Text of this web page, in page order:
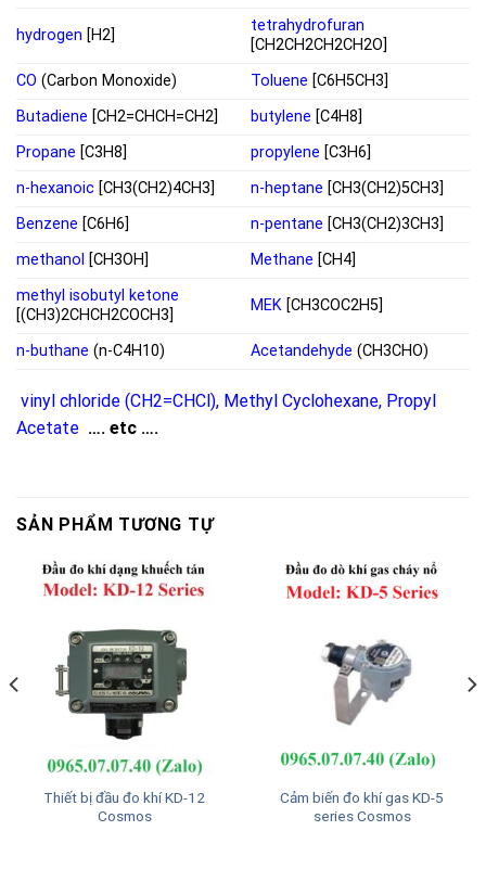
hydrogen [H2]
tetrahydrofuran
[CH2CH2CH2CH2O]
CO (Carbon Monoxide) Toluene [C6H5CH3]
Butadiene [CH2=CHCH=CH2] butylene [C4H8]
Propane [C3H8] propylene [C3H6]
n-hexanoic [CH3(CH2)4CH3] n-heptane [CH3(CH2)5CH3]
Benzene [C6H6] n-pentane [CH3(CH2)3CH3]
methanol [CH3OH] Methane [CH4]
methyl isobutyl ketone
[(CH3)2CHCH2COCH3]
MEK [CH3COC2H5]
n-buthane (n-C4H10) Acetandehyde (CH3CHO)
vinyl chloride (CH2=CHCl), Methyl Cyclohexane, Propyl
Acetate …. etc ….
SẢN PHẨM TƯƠNG TỰ
Thiết bị đầu đo khí KD-12
Cosmos
Cảm biến đo khí gas KD-5
series Cosmos